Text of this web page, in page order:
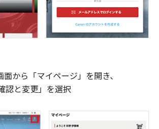
から「マイページ」を開き、
認と変更」を選択